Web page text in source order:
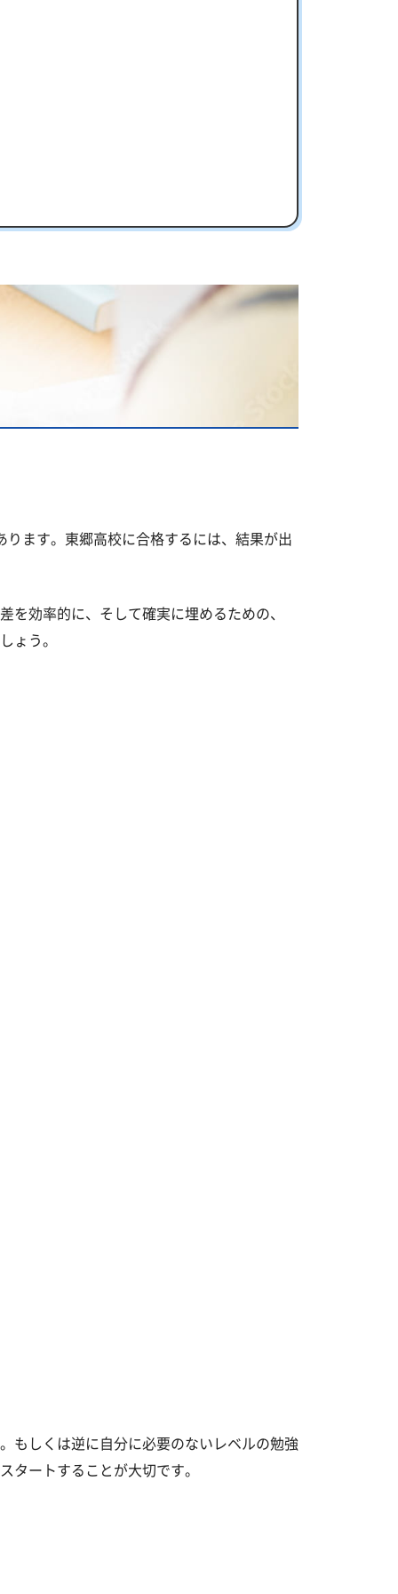
ます。東郷高校に合格するには、結果が出
効率的に、そして確実に埋めるための、
ょう。
もしくは逆に自分に必要のないレベルの勉強
ートすることが大切です。